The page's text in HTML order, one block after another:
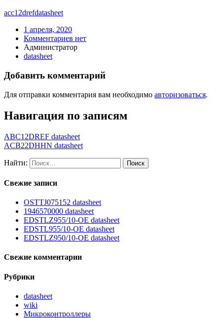
acc12drefdatasheet
1 апреля, 2020
Комментариев нет
Администратор
datasheet
Добавить комментарий
Для отправки комментария вам необходимо авторизоваться.
Навигация по записям
ABC12DREF datasheet
ACB22DHHN datasheet
Найти:
Свежие записи
OSTTJ075152 datasheet
1946570000 datasheet
EDSTLZ955/10-OE datasheet
EDSTL955/10-OE datasheet
EDSTLZ950/10-OE datasheet
Свежие комментарии
Рубрики
datasheet
wiki
Микроконтроллеры